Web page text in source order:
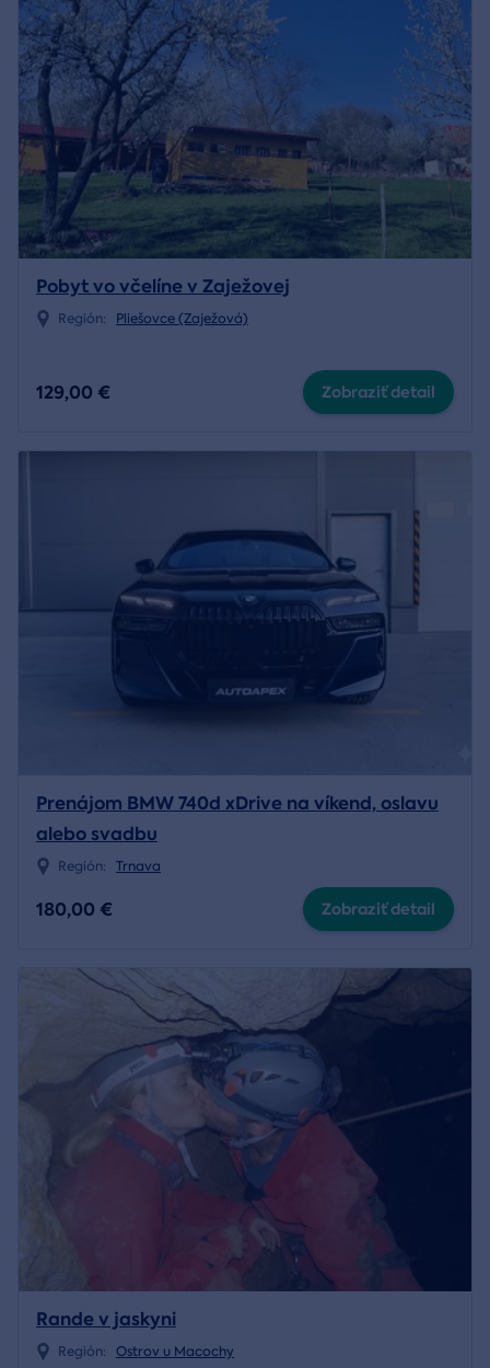
Pobyt vo včelíne v Zaježovej
Región: Pliešovce (Zaježová)
129,00 € Zobraziť detail
Prenájom BMW 740d xDrive na víkend, oslavu
alebo svadbu
Región: Trnava
180,00 € Zobraziť detail
Rande v jaskyni
Región: Ostrov u Macochy